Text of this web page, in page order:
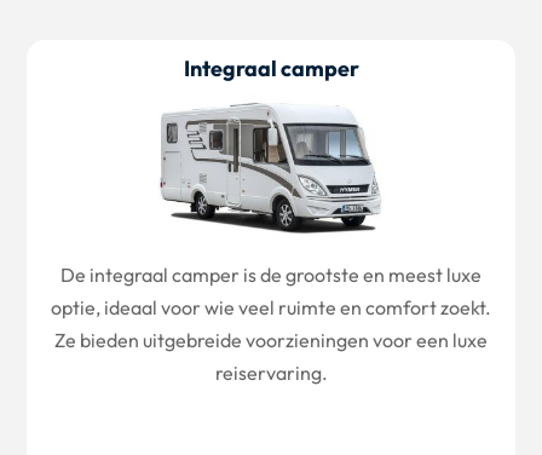
Integraal camper
De integraal camper is de grootste en meest luxe
optie, ideaal voor wie veel ruimte en comfort zoekt.
Ze bieden uitgebreide voorzieningen voor een luxe
reiservaring.